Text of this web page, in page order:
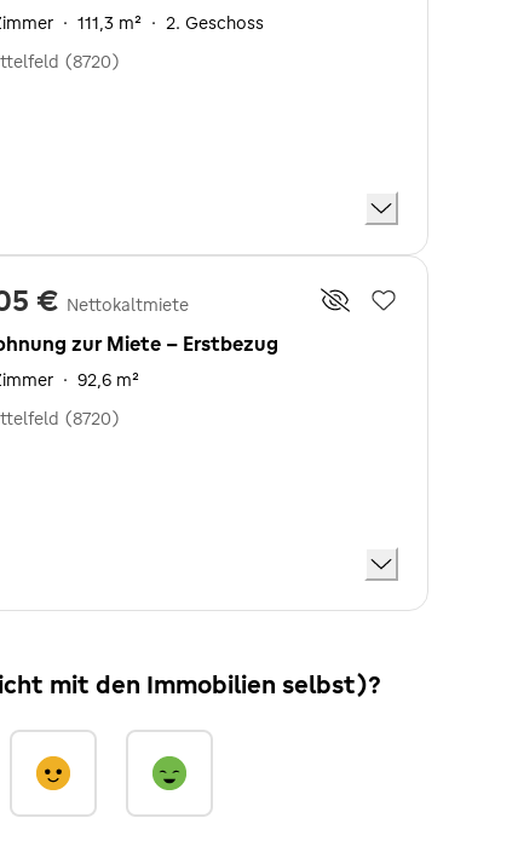
· 111,3 m² · 2. Geschoss
(8720)
€ Nettokaltmiete
zur Miete - Erstbezug
· 92,6 m²
(8720)
mit den Immobilien selbst)?